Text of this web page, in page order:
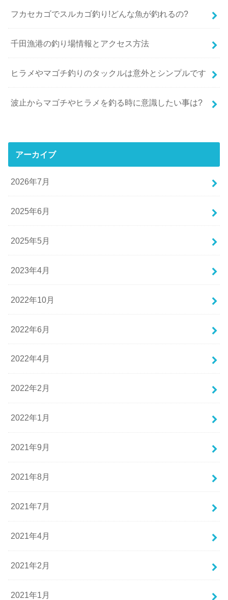
フカセカゴでスルカゴ釣り!どんな魚が釣れるの?
千田漁港の釣り場情報とアクセス方法
ヒラメやマゴチ釣りのタックルは意外とシンプルです
波止からマゴチやヒラメを釣る時に意識したい事は?
アーカイブ
2026年7月
2025年6月
2025年5月
2023年4月
2022年10月
2022年6月
2022年4月
2022年2月
2022年1月
2021年9月
2021年8月
2021年7月
2021年4月
2021年2月
2021年1月